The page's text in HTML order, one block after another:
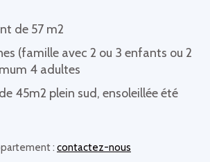
de 57 m2
(famille avec 2 ou 3 enfants ou 2
4 adultes
45m2 plein sud, ensoleillée été
: contactez-nous